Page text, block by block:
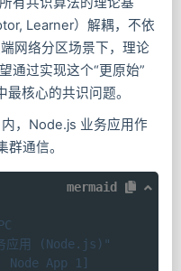
Learner）解耦，不依
网络分区场景下，理论
通过实现这个“更原始”
核心的共识问题。
，Node.js 业务应用作
通信。
mermaid
用 (Node.js)"
Node App 1]